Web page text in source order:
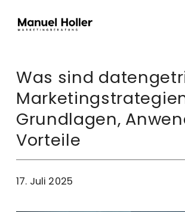
Was sind
Grundlagen,
Vorteile
17. Juli 2025